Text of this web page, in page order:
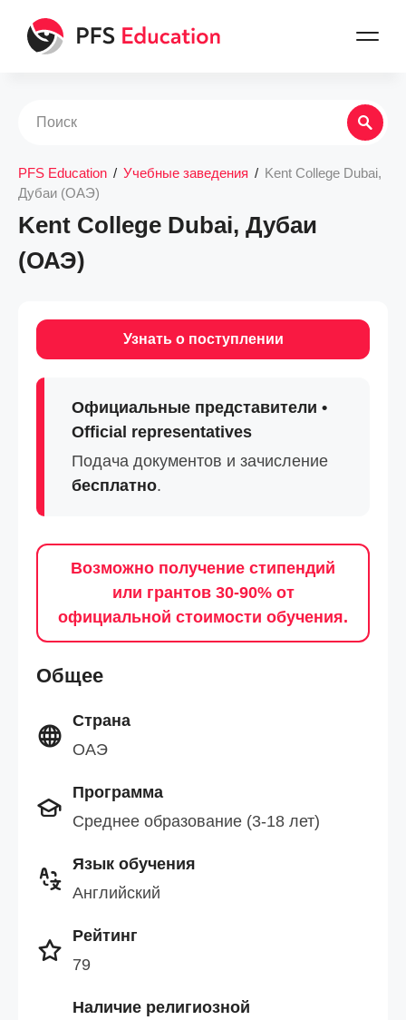
PFS Education / Учебные заведения / Kent College Dubai,
Дубаи (ОАЭ)
Kent College Dubai, Дубаи
(ОАЭ)
Узнать о поступлении
Официальные представители •
Official representatives
Подача документов и зачисление
бесплатно.
Возможно получение стипендий
или грантов 30-90% от
официальной стоимости обучения.
Общее
Страна
ОАЭ
Программа
Среднее образование (3-18 лет)
Язык обучения
Английский
Рейтинг
79
Наличие религиозной